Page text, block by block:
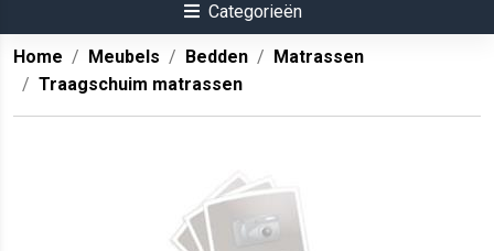
Categorieën
Home Meubels Bedden
Matrassen
Traagschuim matrassen